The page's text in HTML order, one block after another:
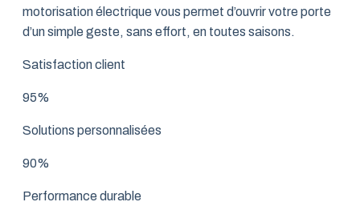
motorisation électrique vous permet d’ouvrir votre porte
d’un simple geste, sans effort, en toutes saisons.
Satisfaction client
95%
Solutions personnalisées
90%
Performance durable